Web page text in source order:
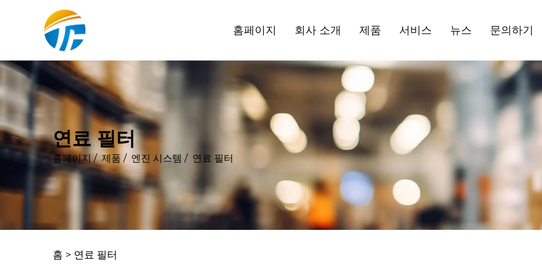
홈페이지 회사 소개 제품 서비스 뉴스 문의하기
연료 필터
홈페이지/제품 / 엔진 시스템 / 연료 필터
홈 > 연료 필터